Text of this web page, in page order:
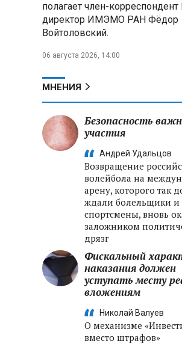
полагает член-
директор ИМЭМО РАН Фёдор
Войтоловский.
06 августа 2026, 14:00
МНЕНИЯ
Безопасность
участия
Андрей Удальцов
Возвращение
волейбола на
арену, которого так
ждали болельщики и
спортсмены, вновь
заложником
дрязг
Фискальный
наказания должен
уступать месту
вложениям
Николай Валуев
О механизме
вместо штрафов»